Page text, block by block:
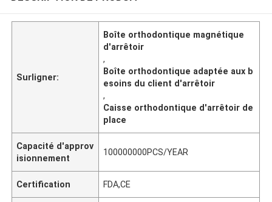
Surligner:
Boîte orthodontique magnétique
d'arrêtoir
,
Boîte orthodontique adaptée aux b
esoins du client d'arrêtoir
,
Caisse orthodontique d'arrêtoir de
place
Capacité d'approv
isionnement
100000000PCS/YEAR
Certification FDA,CE